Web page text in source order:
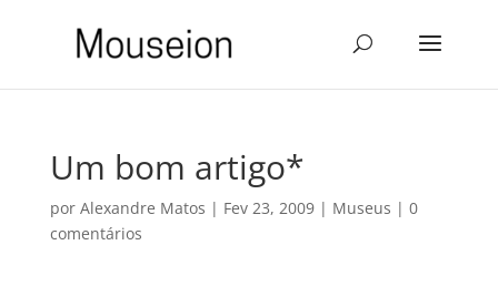
Um bom artigo*
por Alexandre Matos | Fev 23, 2009| Museus | 0
comentários